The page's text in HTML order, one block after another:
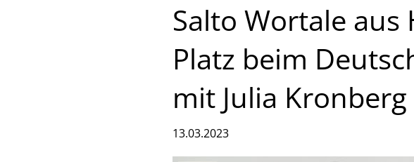
Salto Wortale
Platz beim
mit Julia
13.03.2023